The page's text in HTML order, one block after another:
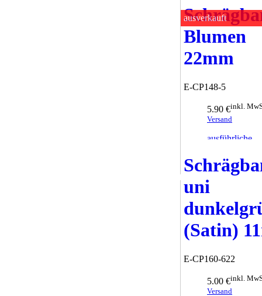
ausverkauft
Blumen
22mm
E-CP148-5
5.90 €inkl.
Versand
ausführliche
Anfrage
uni
(Satin)
E-CP160-622
5.00 €inkl.
Versand